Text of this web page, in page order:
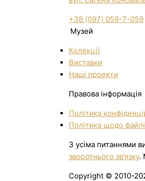
+38 (097) 059-7-059
Музей
Колекції
Виставки
Нашi проекти
Правова інформація
Політика
Політика щодо
З усіма питаннями
зворотнього зв’язку.
Copyright © 2010-